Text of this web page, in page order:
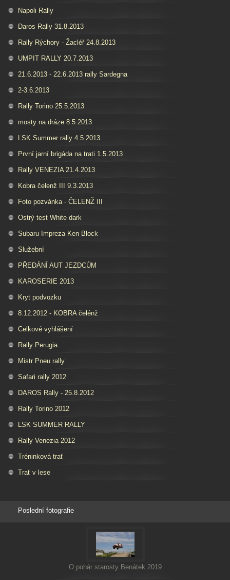
Napoli Rally
Daros Rally 31.8.2013
Rally Rýchory - Žacléř 24.8.2013
UMPIT RALLY 20.7.2013
21.6.2013 - 22.6.2013 rally Sardegna
2-3.6.2013
Rally Torino 25.5.2013
mosty na dráze 8.5.2013
LSK Summer rally 4.5.2013
První jarní brigáda na trati 1.5.2013
Rally VENEZIA 21.4.2013
Kobra čelenž III 9.3.2013
Foto pozvánka - ČELENŽ III
Ostrý test White dark
Subaru Impreza Ken Block
Služební
PŘEDÁNÍ AUT JEZDCŮM
KAROSERIE 2013
Kryt podvozku
8.12.2012 - KOBRA čelénž
Celkové vyhlášení
Rally Perugia
Mistr Pneu rally
Safari rally 2012
DAROS Rally - 25.8.2012
Rally Torino 2012
LSK SUMMER RALLY
Rally Venezia 2012
Tréninková trať
Trať v lese
Poslední fotografie
O pohár starosty Benátek 2019